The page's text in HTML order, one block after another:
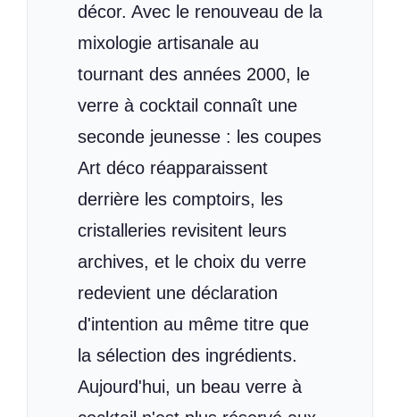
décor. Avec le renouveau de la
mixologie artisanale au
tournant des années 2000, le
verre à cocktail connaît une
seconde jeunesse : les coupes
Art déco réapparaissent
derrière les comptoirs, les
cristalleries revisitent leurs
archives, et le choix du verre
redevient une déclaration
d'intention au même titre que
la sélection des ingrédients.
Aujourd'hui, un beau verre à